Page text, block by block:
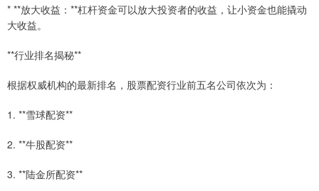
* **放大收益：**杠杆资金可以放大投资者的收益，让小资金也能撬动
大收益。
**行业排名揭秘**
根据权威机构的最新排名，股票配资行业前五名公司依次为：
1. **雪球配资**
2. **牛股配资**
3. **陆金所配资**